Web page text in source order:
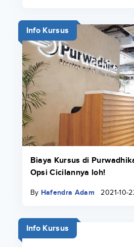
Info Kursus
Biaya Kursus di
Opsi Cicilannya loh!
By Hafendra Adam 2021-10-
Info Kursus